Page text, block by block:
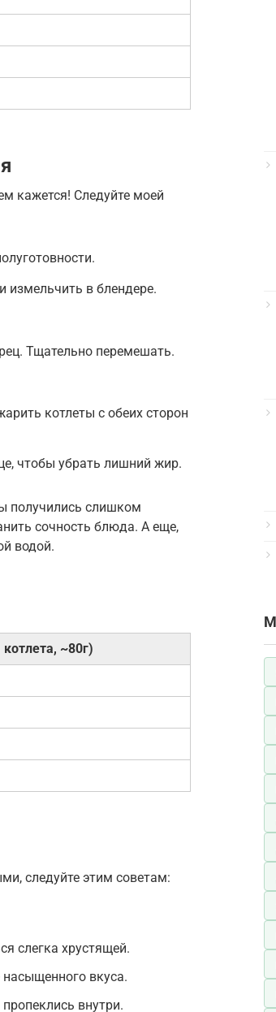
кажется! Следуйте моей
измельчить в блендере.
Тщательно перемешать.
котлеты с обеих сторон
чтобы убрать лишний жир.
получились слишком
сочность блюда. А еще,
водой.
~80г)
следуйте этим советам:
слегка хрустящей.
вкуса.
внутри.